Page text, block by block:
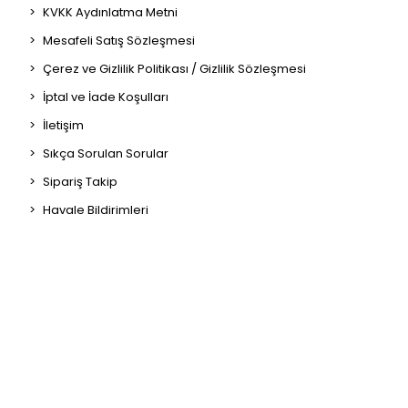
KVKK Aydınlatma Metni
Mesafeli Satış Sözleşmesi
Çerez ve Gizlilik Politikası / Gizlilik Sözleşmesi
İptal ve İade Koşulları
İletişim
Sıkça Sorulan Sorular
Sipariş Takip
Havale Bildirimleri